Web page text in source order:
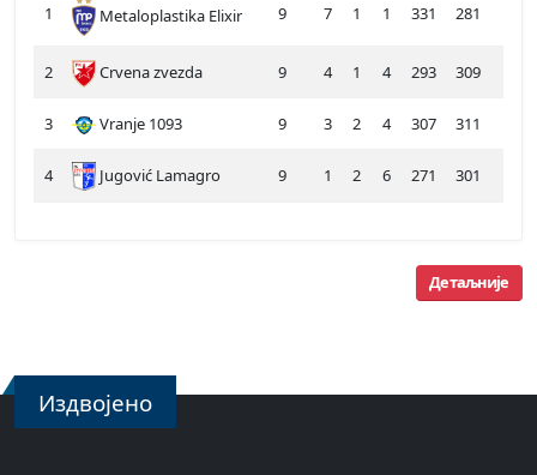
1 Metaloplastika Elixir 9 7 1 1 331 281
2 Crvena zvezda 9 4 1 4 293 309
3 Vranje 1093 9 3 2 4 307 311
4 Jugović Lamagro 9 1 2 6 271 301
Детаљније
Издвојено